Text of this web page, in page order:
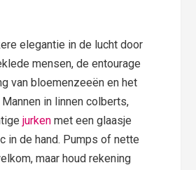
elegantie in de lucht door
mensen, de entourage
van bloemenzeeën en het
in linnen colberts,
jurken met een glaasje
in de hand. Pumps of nette
maar houd rekening